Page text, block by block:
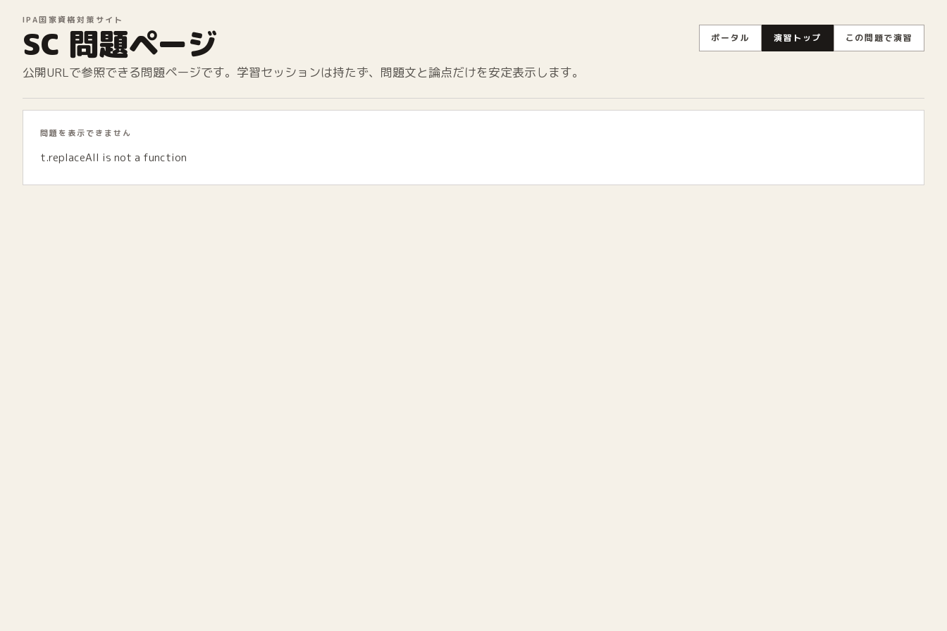
IPA国家資格対策サイト
SC 問題ページ ポータル 演習トップ この問題で演習
公開URLで参照できる問題ページです。学習セッションは持たず、問題文と論点だけを安定表示します。
問題を表示できません
t.replaceAll is not a function